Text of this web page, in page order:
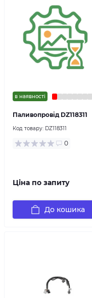
в наявності
Паливопровід DZ118311
Код товару: DZ118311
0
Ціна по запиту
До кошика